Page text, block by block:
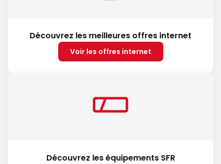
Découvrez les meilleures offres internet
Voir les offres internet
Découvrez les équipements SFR